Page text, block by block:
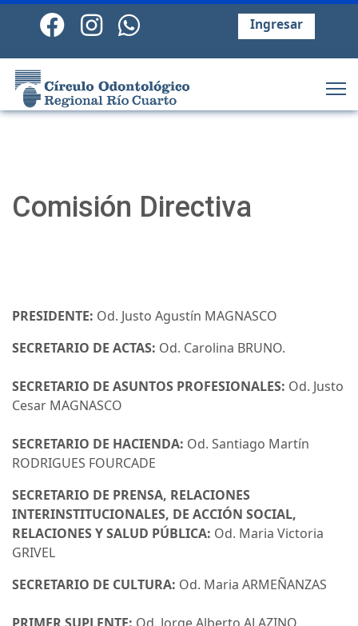
Ingresar
Comisión Directiva
PRESIDENTE: Od. Justo Agustín MAGNASCO
SECRETARIO DE ACTAS: Od. Carolina BRUNO.
SECRETARIO DE ASUNTOS PROFESIONALES: Od. Justo
Cesar MAGNASCO
SECRETARIO DE HACIENDA: Od. Santiago Martín
RODRIGUES FOURCADE
SECRETARIO DE PRENSA, RELACIONES
INTERINSTITUCIONALES, DE ACCIÓN SOCIAL,
RELACIONES Y SALUD PÚBLICA: Od. Maria Victoria
GRIVEL
SECRETARIO DE CULTURA: Od. Maria ARMEÑANZAS